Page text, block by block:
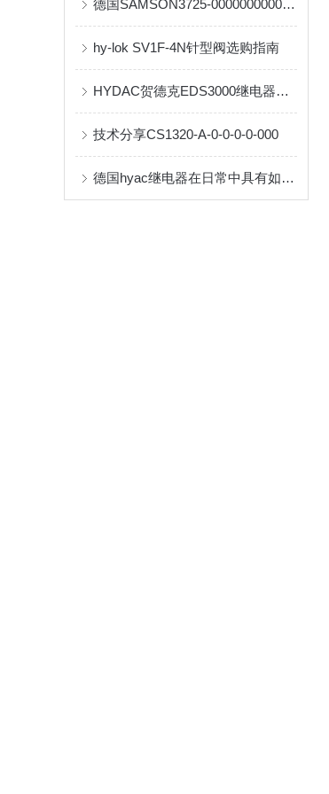
德国SAMSON3725-0000000000正品原装供应
hy-lok SV1F-4N针型阀选购指南
HYDAC贺德克EDS3000继电器的交易货期及价格调整说明
技术分享CS1320-A-0-0-0-0-000
德国hyac继电器在日常中具有如下几种作用